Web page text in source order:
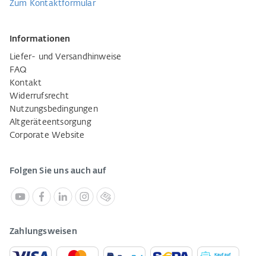
Zum Kontaktformular
Informationen
Liefer- und Versandhinweise
FAQ
Kontakt
Widerrufsrecht
Nutzungsbedingungen
Altgeräteentsorgung
Corporate Website
Folgen Sie uns auch auf
Zahlungsweisen